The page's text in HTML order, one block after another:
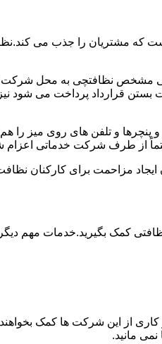
که مشتریان را جذب می
مشخص نظافتچی به محل شرکت
بستن قرارداد پرداخت می
و پنچرها و تلفن های روی میز
از طرف شرکت خدماتی
مزاحمت برای کارکنان
کمک بگیرید.خدمات مهم
از این شرکت ها کمک
مانید.